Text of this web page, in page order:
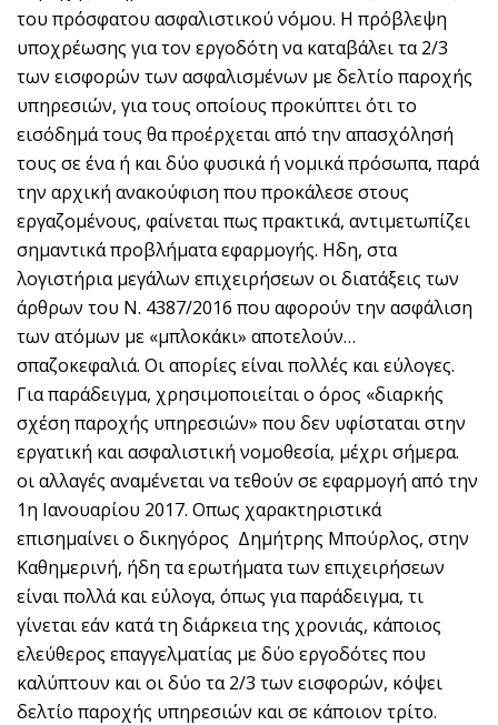
του πρόσφατου ασφαλιστικού νόμου. Η πρόβλεψη
υποχρέωσης για τον εργοδότη να καταβάλει τα 2/3
των εισφορών των ασφαλισμένων με δελτίο παροχής
υπηρεσιών, για τους οποίους προκύπτει ότι το
εισόδημά τους θα προέρχεται από την απασχόλησή
τους σε ένα ή και δύο φυσικά ή νομικά πρόσωπα, παρά
την αρχική ανακούφιση που προκάλεσε στους
εργαζομένους, φαίνεται πως πρακτικά, αντιμετωπίζει
σημαντικά προβλήματα εφαρμογής. Ηδη, στα
λογιστήρια μεγάλων επιχειρήσεων οι διατάξεις των
άρθρων του Ν. 4387/2016 που αφορούν την ασφάλιση
των ατόμων με «μπλοκάκι» αποτελούν…
σπαζοκεφαλιά. Οι απορίες είναι πολλές και εύλογες.
Για παράδειγμα, χρησιμοποιείται ο όρος «διαρκής
σχέση παροχής υπηρεσιών» που δεν υφίσταται στην
εργατική και ασφαλιστική νομοθεσία, μέχρι σήμερα.
οι αλλαγές αναμένεται να τεθούν σε εφαρμογή από την
1η Ιανουαρίου 2017. Οπως χαρακτηριστικά
επισημαίνει ο δικηγόρος Δημήτρης Μπούρλος, στην
Καθημερινή, ήδη τα ερωτήματα των επιχειρήσεων
είναι πολλά και εύλογα, όπως για παράδειγμα, τι
γίνεται εάν κατά τη διάρκεια της χρονιάς, κάποιος
ελεύθερος επαγγελματίας με δύο εργοδότες που
καλύπτουν και οι δύο τα 2/3 των εισφορών, κόψει
δελτίο παροχής υπηρεσιών και σε κάποιον τρίτο.